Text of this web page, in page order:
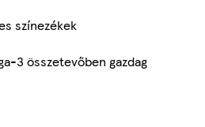
színezékek
3 összetevőben gazdag